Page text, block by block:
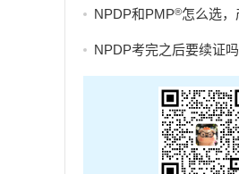
NPDP和PMP®怎么选，
NPDP考完之后要续证吗